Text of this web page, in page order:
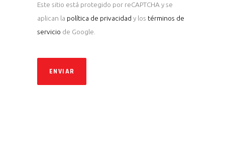
Este sitio está protegido por reCAPTCHA y se
aplican la política de privacidad y los términos de
servicio de Google.
ENVIAR